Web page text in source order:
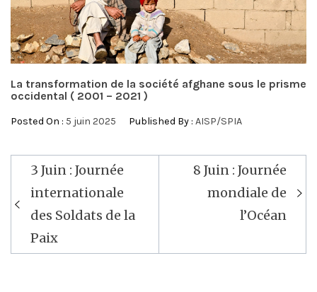
La transformation de la société afghane sous le prisme
occidental ( 2001 – 2021 )
Posted On : 5 juin 2025 Published By : AISP/SPIA
Navigation
de
l’article
3 Juin : Journée
internationale
des Soldats de la
Paix
8 Juin : Journée
mondiale de
l’Océan